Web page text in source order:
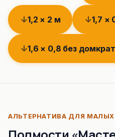
1,2 × 2 м 1,7 ×
1,6 × 0,8 без
АЛЬТЕРНАТИВА ДЛЯ